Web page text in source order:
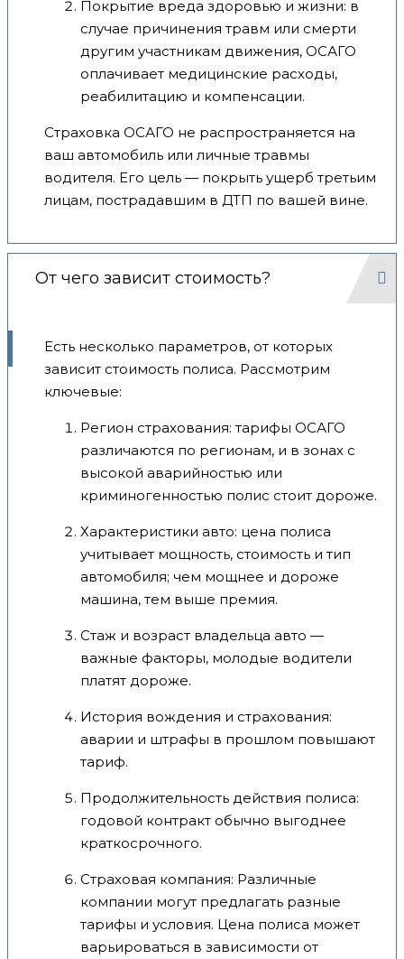
Покрытие вреда здоровью и жизни: в
случае причинения травм или смерти
другим участникам движения, ОСАГО
оплачивает медицинские расходы,
реабилитацию и компенсации.
Страховка ОСАГО не распространяется на
ваш автомобиль или личные травмы
водителя. Его цель — покрыть ущерб третьим
лицам, пострадавшим в ДТП по вашей вине.
От чего зависит стоимость?
Есть несколько параметров, от которых
зависит стоимость полиса. Рассмотрим
ключевые:
Регион страхования: тарифы ОСАГО
различаются по регионам, и в зонах с
высокой аварийностью или
криминогенностью полис стоит дороже.
Характеристики авто: цена полиса
учитывает мощность, стоимость и тип
автомобиля; чем мощнее и дороже
машина, тем выше премия.
Стаж и возраст владельца авто —
важные факторы, молодые водители
платят дороже.
История вождения и страхования:
аварии и штрафы в прошлом повышают
тариф.
Продолжительность действия полиса:
годовой контракт обычно выгоднее
краткосрочного.
Страховая компания: Различные
компании могут предлагать разные
тарифы и условия. Цена полиса может
варьироваться в зависимости от